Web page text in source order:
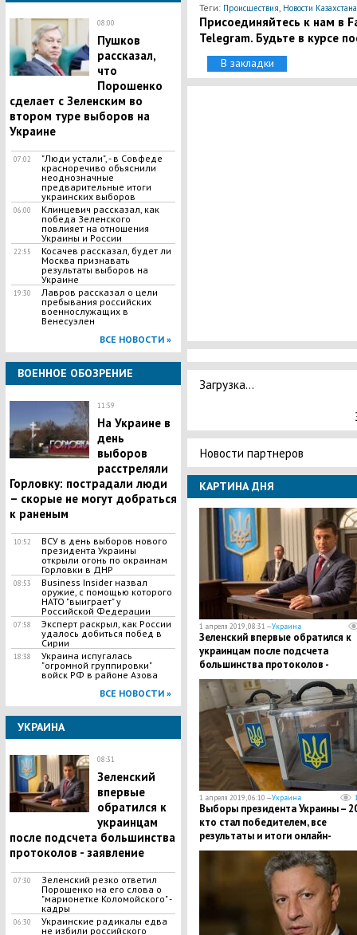
08:00
Пушков
рассказал,
что
Порошенко
сделает с Зеленским во
втором туре выборов на
Украине
07:02
"Люди устали", - в Совфеде
красноречиво объяснили
неоднозначные
предварительные итоги
украинских выборов
06:00
Клинцевич рассказал, как
победа Зеленского
повлияет на отношения
Украины и России
22:55
Косачев рассказал, будет ли
Москва признавать
результаты выборов на
Украине
19:30
Лавров рассказал о цели
пребывания российских
военнослужащих в
Венесуэлен
ВСЕ НОВОСТИ »
ВОЕННОЕ ОБОЗРЕНИЕ
11:59
На Украине в
день
выборов
расстреляли
Горловку: пострадали люди
– скорые не могут добраться
к раненым
10:52
​ВСУ в день выборов нового
президента Украины
открыли огонь по окраинам
Горловки в ДНР
08:53
Business Insider назвал
оружие, с помощью которого
НАТО "выиграет" у
Российской Федерации
07:58
Эксперт раскрыл, как России
удалось добиться побед в
Сирии
18:38
Украина испугалась
"огромной группировки"
войск РФ в районе Азова
ВСЕ НОВОСТИ »
УКРАИНА
08:31
Зеленский
впервые
обратился к
украинцам
после подсчета большинства
протоколов - заявление
07:30
Зеленский резко ответил
Порошенко на его слова о
"марионетке Коломойского" -
кадры
06:30
Украинские радикалы едва
не избили российского
Теги: Происшествия Новости Казахстана
Присоединяйтесь к нам в
Telegram. Будьте в курсе
В закладки
Загрузка...
Новости партнеров
КАРТИНА ДНЯ
1 апреля 2019, 08:31 —Украина
Зеленский впервые обратился к
украинцам после подсчета
большинства протоколов -
заявление
1 апреля 2019, 06:10 —Украина
Выборы президента Украины –
кто стал победителем, все
результаты и итоги онлайн-
трансляция подсчета голосов